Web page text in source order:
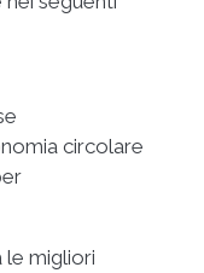
circolare
le migliori